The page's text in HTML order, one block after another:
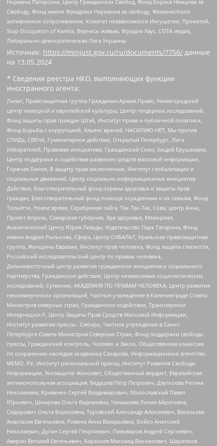
Нормана Патерсона, Центр Гражданских Свобод, Фонд Бориса Немцова за
Свободу, Фонд имени Фридриха Науманна за свободу, Феминистское
антивоенное сопротивление, Комитет независимости Ингушетии, Прометей,
Stop Occupation of Karelia, Вернись живым, Фридом Хаус, СОТА медиа,
Либерально-демократическая Лига Украины
Источник: https://minjust.gov.ru/ru/documents/7756/ данные
на 13.05.2024
* Сведения реестра НКО, выполняющих функции
иностранного агента:
Лилит, Правозащитная группа Гражданин.Армия.Право, Нижегородский
центр немецкой и европейской культуры, Центр гендерных исследований,
Фонд защиты прав граждан Штаб, Институт права и публичной политики,
Фонд борьбы с коррупцией, Альянс врачей, НАСИЛИЮ.НЕТ, Мы против
СПИДа, СВЕЧА, Гуманитарное действие, Открытый Петербург, Лига
Избирателей, Правовая инициатива, Гражданский Союз, Хасдей Ерушалаим,
Центр поддержки и содействия развитию средств массовой информации,
Горячая Линия, В защиту прав заключенных, Институт глобализации и
социальных движений, Центр социально-информационных инициатив
Действие, Благотворительный фонд охраны здоровья и защиты прав
граждан, Благотворительный фонд помощи осужденным и их семьям, Фонд
Тольятти, Новое время, Серебряная тайга, Так-Так-Так, Сова, центр Анна,
Проект Апрель, Самарская губерния, Эра здоровья, Мемориал,
Аналитический Центр Юрия Левады, Издательство Парк Гагарина, Фонд
имени Андрея Рылькова, Сфера, Центр СИБАЛЬТ, Уральская правозащитная
группа, Женщины Евразии, Институт прав человека, Фонд защиты гласности,
Российский исследовательский центр по правам человека,
Дальневосточный центр развития гражданских инициатив и социального
партнерства, Гражданское действие, Центр независимых социологических
исследований, Сутяжник, АКАДЕМИЯ ПО ПРАВАМ ЧЕЛОВЕКА, Центр развития
некоммерческих организаций, Частное учреждение в Калининграде Совета
Министров северных стран, Гражданское содействие, Трансперенси
Интернешнл-Р, Центр Защиты Прав Средств Массовой Информации,
Институт развития прессы - Сибирь, Частное учреждение в Санкт-
Петербурге Совета Министров Северных Стран, Фонд поддержки свободы
прессы, Гражданский контроль, Человек и Закон, Общественная комиссия
по сохранению наследия академика Сахарова, Информационное агентство
МЕМО. РУ, Институт региональной прессы, Институт Развития Свободы
Информации, Экозащита!-Женсовет, Общественный вердикт, Евразийская
антимонопольная ассоциация, Бедушев Петр Петрович, Дзугкоева Регина
Николаевна, Кривенко Сергей Владимирович, Милославский Павел
Юрьевич, Шнырова Ольга Вадимовна, Чанышева Лилия Айратовна,
Сидорович Ольга Борисовна, Туровский Александр Алексеевич, Васильева
Анастасия Евгеньевна, Ривина Анна Валерьевна, Бойко Анатолий
Николаевич, Дугин Сергей Георгиевич, Пивоваров Андрей Сергеевич,
Аверин Виталий Евгеньевич, Барахоев Магомед Бекханович, Шарипков